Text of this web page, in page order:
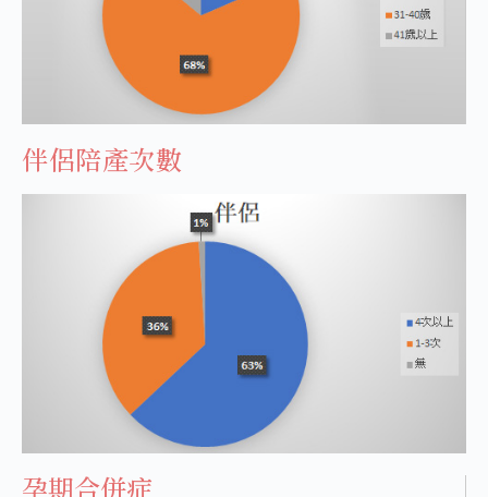
伴侶陪產次數
孕期合併症